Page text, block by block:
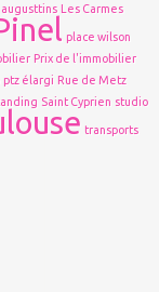
augusttins Les Carmes
place wilson
Prix de l'immobilier
ptz élargi Rue de Metz
Saint Cyprien studio
transports